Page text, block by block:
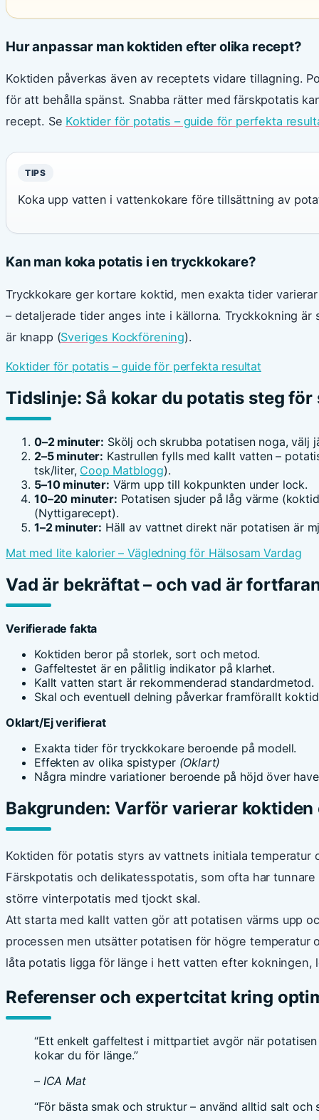
Hur anpassar man koktiden efter olika recept?
Koktiden påverkas även av receptets vidare tillagning.
för att behålla spänst. Snabba rätter med färskpotatis
recept. Se Koktider för potatis – guide för perfekta
TIPS
Koka upp vatten i vattenkokare före tillsättning av
Kan man koka potatis i en tryckkokare?
Tryckkokare ger kortare koktid, men exakta tider
– detaljerade tider anges inte i källorna. Tryckkokning
är knapp (Sveriges Kockförening).
Koktider för potatis – guide för perfekta resultat
Tidslinje: Så kokar du potatis steg för
0–2 minuter: Skölj och skrubba potatisen noga, välj
2–5 minuter: Kastrullen fylls med kallt vatten –
tsk/liter, Coop Matblogg).
5–10 minuter: Värm upp till kokpunkten under lock.
10–20 minuter: Potatisen sjuder på låg värme
(Nyttigarecept).
1–2 minuter: Häll av vattnet direkt när potatisen är
Mat med lite kalorier – Vägledning för Hälsosam Vardag
Vad är bekräftat – och vad är
Verifierade fakta
Koktiden beror på storlek, sort och metod.
Gaffeltestet är en pålitlig indikator på klarhet.
Kallt vatten start är rekommenderad standardmetod.
Skal och eventuell delning påverkar framförallt
Oklart/Ej verifierat
Exakta tider för tryckkokare beroende på modell.
Effekten av olika spistyper (Oklart)
Några mindre variationer beroende på höjd över
Bakgrunden: Varför varierar
Koktiden för potatis styrs av vattnets initiala
Färskpotatis och delikatesspotatis, som ofta har
större vinterpotatis med tjockt skal.
Att starta med kallt vatten gör att potatisen värms upp
processen men utsätter potatisen för högre temperatur
låta potatis ligga för länge i hett vatten efter
Referenser och expertcitat kring
“Ett enkelt gaffeltest i mittpartiet avgör när
kokar du för länge.”
– ICA Mat
“För bästa smak och struktur – använd alltid salt